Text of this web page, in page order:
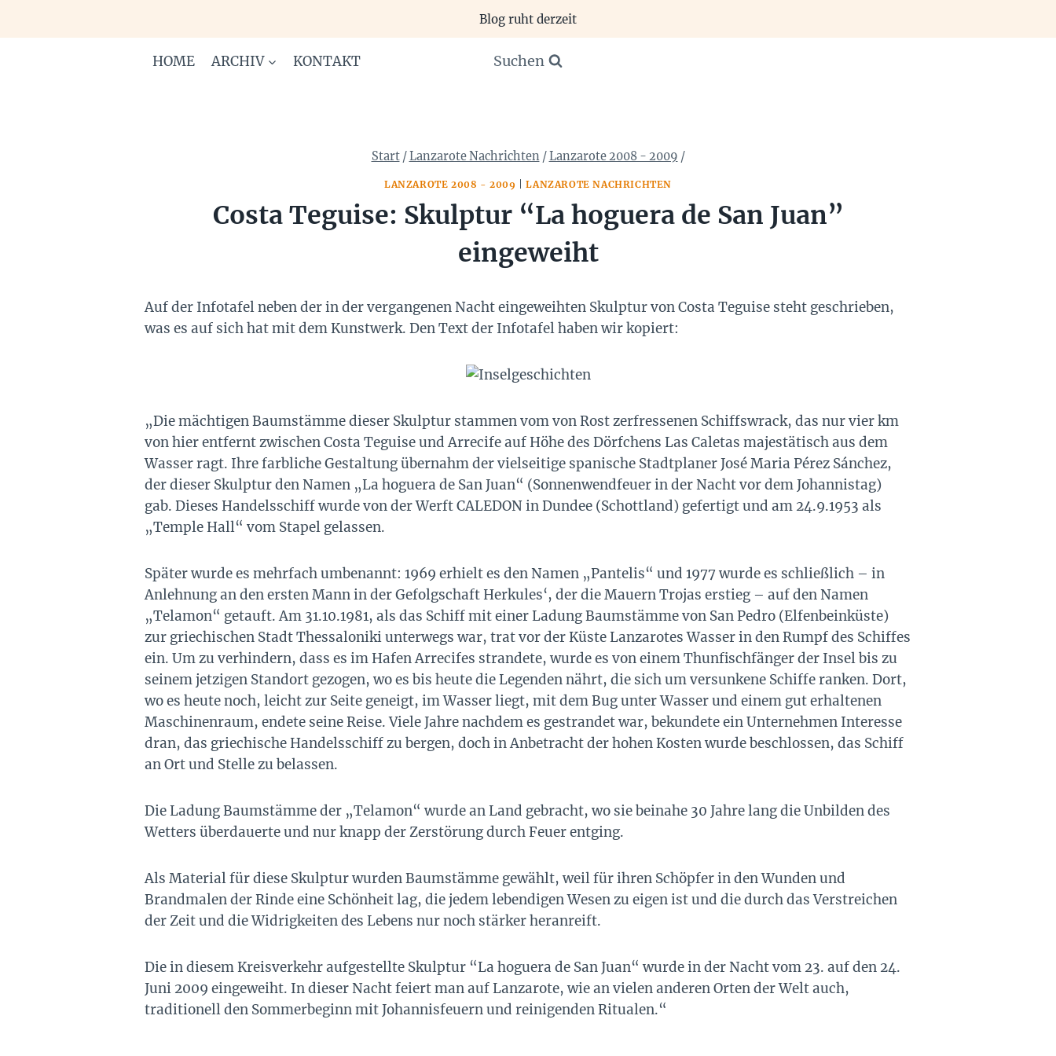
Blog ruht derzeit
HOME ARCHIV KONTAKT Suchen
Start /Lanzarote Nachrichten /Lanzarote 2008 - 2009 /
LANZAROTE 2008 - 2009 |LANZAROTE NACHRICHTEN
Costa Teguise: Skulptur “La hoguera de San Juan”
eingeweiht
Auf der Infotafel neben der in der vergangenen Nacht eingeweihten Skulptur von Costa Teguise steht geschrieben,
was es auf sich hat mit dem Kunstwerk. Den Text der Infotafel haben wir kopiert:
„Die mächtigen Baumstämme dieser Skulptur stammen vom von Rost zerfressenen Schiffswrack, das nur vier km
von hier entfernt zwischen Costa Teguise und Arrecife auf Höhe des Dörfchens Las Caletas majestätisch aus dem
Wasser ragt. Ihre farbliche Gestaltung übernahm der vielseitige spanische Stadtplaner José Maria Pérez Sánchez,
der dieser Skulptur den Namen „La hoguera de San Juan“ (Sonnenwendfeuer in der Nacht vor dem Johannistag)
gab. Dieses Handelsschiff wurde von der Werft CALEDON in Dundee (Schottland) gefertigt und am 24.9.1953 als
„Temple Hall“ vom Stapel gelassen.
Später wurde es mehrfach umbenannt: 1969 erhielt es den Namen „Pantelis“ und 1977 wurde es schließlich – in
Anlehnung an den ersten Mann in der Gefolgschaft Herkules‘, der die Mauern Trojas erstieg – auf den Namen
„Telamon“ getauft. Am 31.10.1981, als das Schiff mit einer Ladung Baumstämme von San Pedro (Elfenbeinküste)
zur griechischen Stadt Thessaloniki unterwegs war, trat vor der Küste Lanzarotes Wasser in den Rumpf des Schiffes
ein. Um zu verhindern, dass es im Hafen Arrecifes strandete, wurde es von einem Thunfischfänger der Insel bis zu
seinem jetzigen Standort gezogen, wo es bis heute die Legenden nährt, die sich um versunkene Schiffe ranken. Dort,
wo es heute noch, leicht zur Seite geneigt, im Wasser liegt, mit dem Bug unter Wasser und einem gut erhaltenen
Maschinenraum, endete seine Reise. Viele Jahre nachdem es gestrandet war, bekundete ein Unternehmen Interesse
dran, das griechische Handelsschiff zu bergen, doch in Anbetracht der hohen Kosten wurde beschlossen, das Schiff
an Ort und Stelle zu belassen.
Die Ladung Baumstämme der „Telamon“ wurde an Land gebracht, wo sie beinahe 30 Jahre lang die Unbilden des
Wetters überdauerte und nur knapp der Zerstörung durch Feuer entging.
Als Material für diese Skulptur wurden Baumstämme gewählt, weil für ihren Schöpfer in den Wunden und
Brandmalen der Rinde eine Schönheit lag, die jedem lebendigen Wesen zu eigen ist und die durch das Verstreichen
der Zeit und die Widrigkeiten des Lebens nur noch stärker heranreift.
Die in diesem Kreisverkehr aufgestellte Skulptur “La hoguera de San Juan“ wurde in der Nacht vom 23. auf den 24.
Juni 2009 eingeweiht. In dieser Nacht feiert man auf Lanzarote, wie an vielen anderen Orten der Welt auch,
traditionell den Sommerbeginn mit Johannisfeuern und reinigenden Ritualen.“